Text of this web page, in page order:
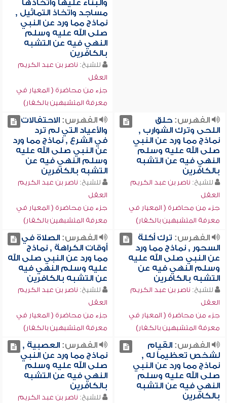
والبناء عليها واتخاذها
مساجد واتخاذ التماثيل ,
نماذج مما ورد عن النبي
صلى الله عليه وسلم
النهي فيه عن التشبه
بالكافرين
للشيخ: ناصر بن عبد الكريم
العقل
جزء من محاضرة ( المعيار في
معرفة المتشبهين بالكفار)
الفهرس:حلق
اللحى وترك الشوارب ,
نماذج مما ورد عن النبي
صلى الله عليه وسلم
النهي فيه عن التشبه
بالكافرين
للشيخ: ناصر بن عبد الكريم
العقل
جزء من محاضرة ( المعيار في
معرفة المتشبهين بالكفار)
الفهرس:الاحتفالات
والأعياد التي لم ترد
في الشرع , نماذج مما ورد
عن النبي صلى الله عليه
وسلم النهي فيه عن
التشبه بالكافرين
للشيخ: ناصر بن عبد الكريم
العقل
جزء من محاضرة ( المعيار في
معرفة المتشبهين بالكفار)
الفهرس: ترك أكلة
السحور , نماذج مما ورد
عن النبي صلى الله عليه
وسلم النهي فيه عن
التشبه بالكافرين
للشيخ: ناصر بن عبد الكريم
العقل
جزء من محاضرة ( المعيار في
معرفة المتشبهين بالكفار)
الفهرس:الصلاة في
أوقات الكراهة , نماذج
مما ورد عن النبي صلى الله
عليه وسلم النهي فيه
عن التشبه بالكافرين
للشيخ: ناصر بن عبد الكريم
العقل
جزء من محاضرة ( المعيار في
معرفة المتشبهين بالكفار)
الفهرس:القيام
لشخص تعظيماً له ,
نماذج مما ورد عن النبي
صلى الله عليه وسلم
النهي فيه عن التشبه
بالكافرين
الفهرس:العصبية ,
نماذج مما ورد عن النبي
صلى الله عليه وسلم
النهي فيه عن التشبه
بالكافرين
للشيخ: ناصر بن عبد الكريم